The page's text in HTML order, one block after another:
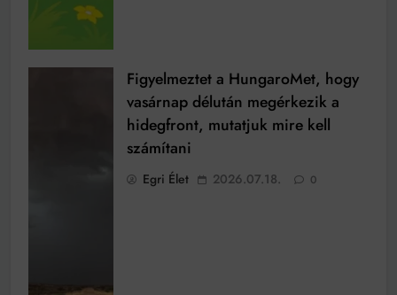
Figyelmeztet a HungaroMet, hogy
vasárnap délután megérkezik a
hidegfront, mutatjuk mire kell
számítani
Egri Élet 2026.07.18. 0